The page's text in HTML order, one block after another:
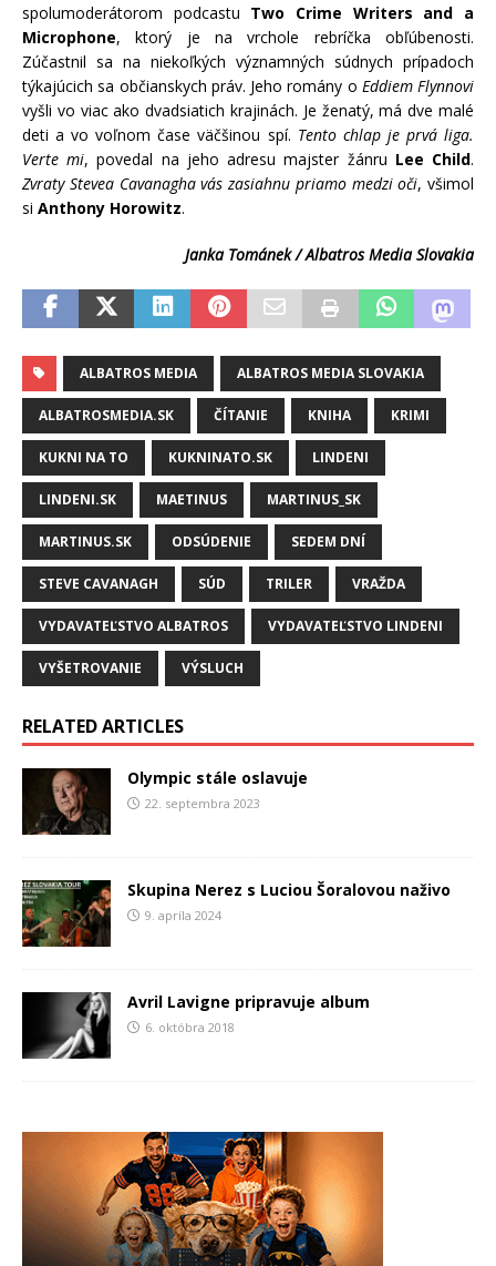
spolumoderátorom podcastu Two Crime Writers and a
Microphone, ktorý je na vrchole rebríčka obľúbenosti.
Zúčastnil sa na niekoľkých významných súdnych prípadoch
týkajúcich sa občianskych práv. Jeho romány o Eddiem Flynnovi
vyšli vo viac ako dvadsiatich krajinách. Je ženatý, má dve malé
deti a vo voľnom čase väčšinou spí. Tento chlap je prvá liga.
Verte mi, povedal na jeho adresu majster žánru Lee Child.
Zvraty Stevea Cavanagha vás zasiahnu priamo medzi oči, všimol
si Anthony Horowitz.
Janka Tománek / Albatros Media Slovakia
ALBATROS MEDIA ALBATROS MEDIA SLOVAKIA
ALBATROSMEDIA.SK ČÍTANIE KNIHA KRIMI
KUKNI NA TO KUKNINATO.SK LINDENI
LINDENI.SK MAETINUS MARTINUS_SK
MARTINUS.SK ODSÚDENIE SEDEM DNÍ
STEVE CAVANAGH SÚD TRILER VRAŽDA
VYDAVATEĽSTVO ALBATROS VYDAVATEĽSTVO LINDENI
VYŠETROVANIE VÝSLUCH
RELATED ARTICLES
Olympic stále oslavuje
22. septembra 2023
Skupina Nerez s Luciou Šoralovou naživo
9. apríla 2024
Avril Lavigne pripravuje album
6. októbra 2018